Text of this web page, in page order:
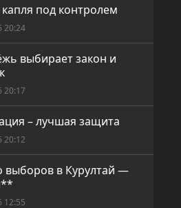
под контролем
20:24
выбирает закон и
20:17
– лучшая защита
20:12
в Курултай —
12:55